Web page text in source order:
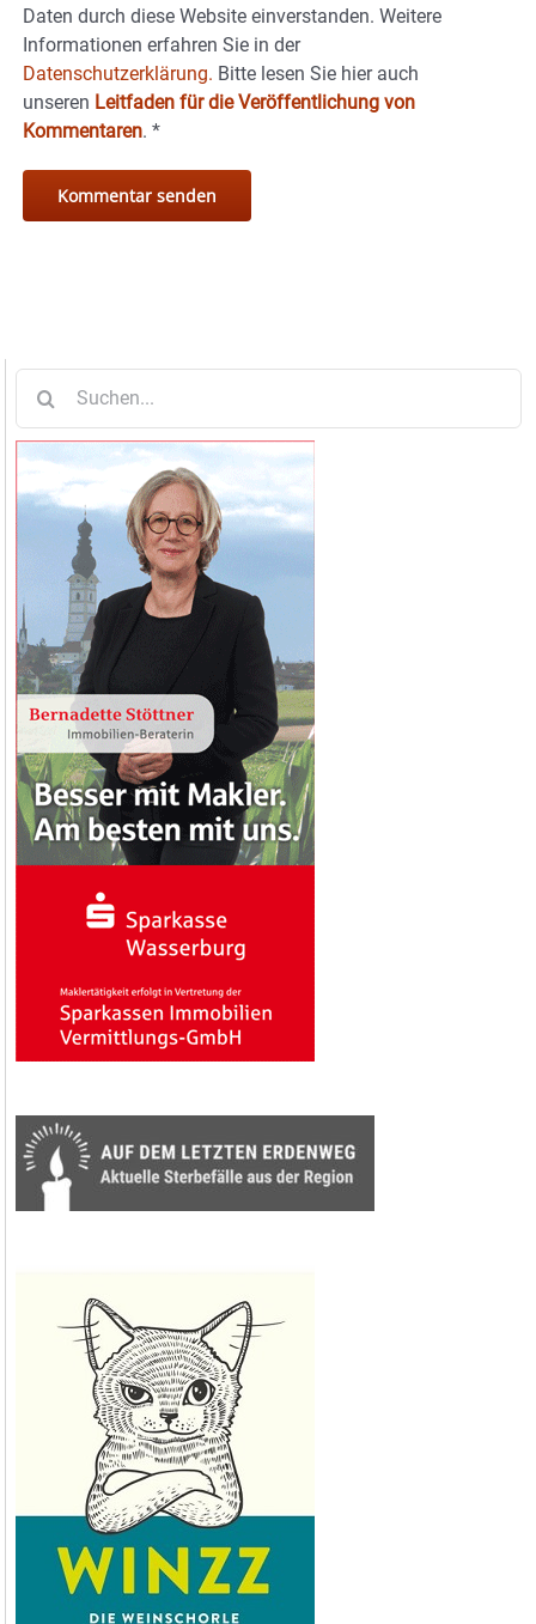
Daten durch diese Website einverstanden. Weitere
Informationen erfahren Sie in der
Datenschutzerklärung. Bitte lesen Sie hier auch
unseren Leitfaden für die Veröffentlichung von
Kommentaren. *
nach: